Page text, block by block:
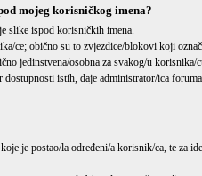
mojeg korisničkog imena?
slike ispod korisničkih imena.
ce; obično su to zvjezdice/blokovi koji
jedinstvena/osobna za svakog/u korisnika/
istih, daje administrator/ica
je postao/la određeni/a korisnik/ca, te